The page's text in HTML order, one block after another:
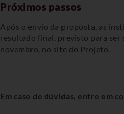
Próximos passos
Após o envio da proposta, as
resultado final, previsto para ser
novembro, no site do Projeto.
Em caso de dúvidas, entre em